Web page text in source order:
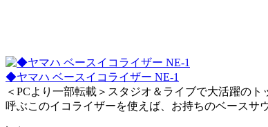
◆ヤマハ ベースイコライザー NE-1
＜PCより一部転載＞スタジオ＆ライブで大活躍の
呼ぶこのイコライザーを使えば、お持ちのベースサ